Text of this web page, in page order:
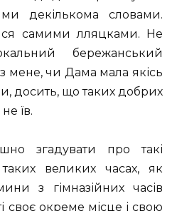
декількома словами.
самими лляцками. Не
бережанський
мене, чи Дама мала якісь
досить, що таких добрих
їв.
згадувати про такі
великих часах, як
з гімназійних часів
своє окреме місце і свою